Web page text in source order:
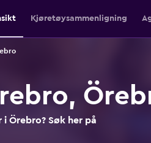
Kjøretøysammenligning
Örebro? Søk her på